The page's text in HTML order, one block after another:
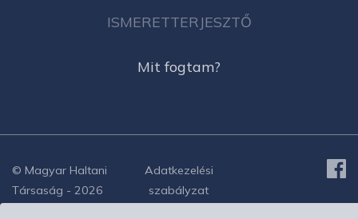
ISMERETTERJESZTŐ
Mit fogtam?
© Magyar Haltani
Társaság - 2026
Adatkezelési
szabályzat